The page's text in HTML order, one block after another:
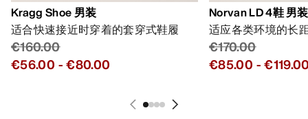
Kragg Shoe 男装
适合快速接近时穿着的套穿式鞋履
€160.00
€56.00 -€80.00
Norvan LD 4鞋 男装
适应各类环境的长
€170.00
€85.00 -